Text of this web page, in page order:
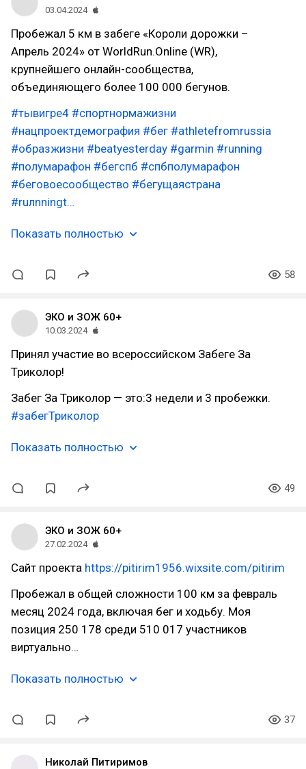
03.04.2024
Пробежал 5 км в забеге «Короли дорожки –
Апрель 2024» от WorldRun.Online (WR),
крупнейшего онлайн-сообщества,
объединяющего более 100 000 бегунов.
#тывигре4 #спортнормажизни
#нацпроектдемография #бег #athletefromrussia
#образжизни #beatyesterday #garmin #running
#полумарафон #бегспб #спбполумарафон
#беговоесообщество #бегущаястрана
#ruлnningt…
Показать полностью
58
ЭКО и ЗОЖ 60+
10.03.2024
Принял участие во всероссийском Забеге За
Триколор!
Забег За Триколор — это:3 недели и 3 пробежки.
#забегТриколор
Показать полностью
49
ЭКО и ЗОЖ 60+
27.02.2024
Сайт проекта https://pitirim1956.wixsite.com/pitirim
Пробежал в общей сложности 100 км за февраль
месяц 2024 года, включая бег и ходьбу. Моя
позиция 250 178 среди 510 017 участников
виртуально…
Показать полностью
37
Николай Питиримов